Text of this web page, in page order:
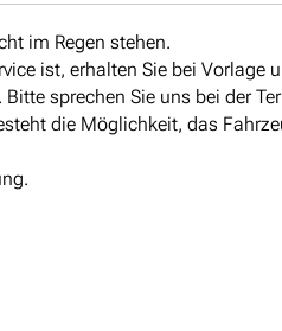
im Regen stehen.
ist, erhalten Sie bei Vorlage
sprechen Sie uns bei der
die Möglichkeit, das